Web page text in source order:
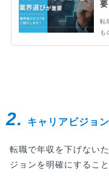
転
も
2. キャリアビジョ
転職で年収を下げない
ジョンを明確にすること